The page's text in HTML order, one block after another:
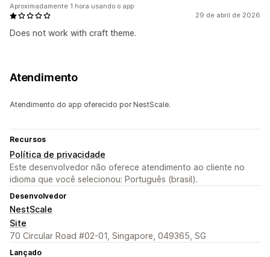
29 de abril de 2026
Does not work with craft theme.
Aproximadamente 1 hora usando o app
Atendimento
Atendimento do app oferecido por NestScale.
Recursos
Política de privacidade
Este desenvolvedor não oferece atendimento ao cliente no
idioma que você selecionou: Português (brasil).
Desenvolvedor
NestScale
Site
70 Circular Road #02-01, Singapore, 049365, SG
Lançado